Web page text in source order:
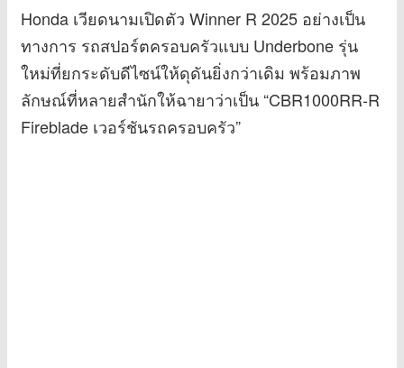
Honda เวียดนามเปิดตัว Winner R 2025 อย่างเป็น
ทางการ รถสปอร์ตครอบครัวแบบ Underbone รุ่น
ใหม่ที่ยกระดับดีไซน์ให้ดุดันยิ่งกว่าเดิม พร้อมภาพ
ลักษณ์ที่หลายสำนักให้ฉายาว่าเป็น “CBR1000RR-R
Fireblade เวอร์ชันรถครอบครัว”